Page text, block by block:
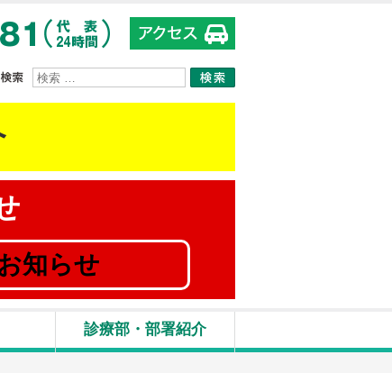
サイト内検索
知らせ
診療部・部署紹介